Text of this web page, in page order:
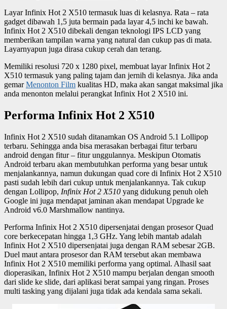
Layar Infinix Hot 2 X510 termasuk luas di kelasnya. Rata – rata
gadget dibawah 1,5 juta bermain pada layar 4,5 inchi ke bawah.
Infinix Hot 2 X510 dibekali dengan teknologi IPS LCD yang
memberikan tampilan warna yang natural dan cukup pas di mata.
Layarnyapun juga dirasa cukup cerah dan terang.
Memiliki resolusi 720 x 1280 pixel, membuat layar Infinix Hot 2
X510 termasuk yang paling tajam dan jernih di kelasnya. Jika anda
gemarMenonton Film kualitas HD, maka akan sangat maksimal jika
anda menonton melalui perangkat Infinix Hot 2 X510 ini.
Performa Infinix Hot 2 X510
Infinix Hot 2 X510 sudah ditanamkan OS Android 5.1 Lollipop
terbaru. Sehingga anda bisa merasakan berbagai fitur terbaru
android dengan fitur – fitur unggulannya. Meskipun Otomatis
Android terbaru akan membutuhkan performa yang besar untuk
menjalankannya, namun dukungan quad core di Infinix Hot 2 X510
pasti sudah lebih dari cukup untuk menjalankannya. Tak cukup
dengan Lollipop, Infinix Hot 2 X510 yang didukung penuh oleh
Google ini juga mendapat jaminan akan mendapat Upgrade ke
Android v6.0 Marshmallow nantinya.
Performa Infinix Hot 2 X510 dipersenjatai dengan prosesor Quad
core berkecepatan hingga 1,3 GHz. Yang lebih mantab adalah
Infinix Hot 2 X510 dipersenjatai juga dengan RAM sebesar 2GB.
Duel maut antara prosesor dan RAM tersebut akan membawa
Infinix Hot 2 X510 memiliki performa yang optimal. Alhasil saat
dioperasikan, Infinix Hot 2 X510 mampu berjalan dengan smooth
dari slide ke slide, dari aplikasi berat sampai yang ringan. Proses
multi tasking yang dijalani juga tidak ada kendala sama sekali.